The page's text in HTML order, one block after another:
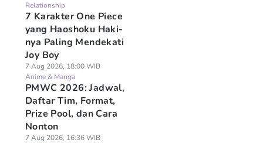
Relationship
7 Karakter One Piece
yang Haoshoku Haki-
nya Paling Mendekati
Joy Boy
7 Aug 2026, 18:00 WIB
Anime & Manga
PMWC 2026: Jadwal,
Daftar Tim, Format,
Prize Pool, dan Cara
Nonton
7 Aug 2026, 16:36 WIB